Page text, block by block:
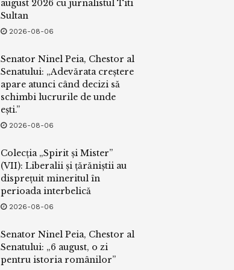
august 2026 cu jurnalistul Titi
Sultan
2026-08-06
Senator Ninel Peia, Chestor al
Senatului: „Adevărata creștere
apare atunci când decizi să
schimbi lucrurile de unde
ești.”
2026-08-06
Colecția „Spirit și Mister”
(VII): Liberalii și țărăniștii au
disprețuit mineritul în
perioada interbelică
2026-08-06
Senator Ninel Peia, Chestor al
Senatului: „6 august, o zi
pentru istoria românilor”